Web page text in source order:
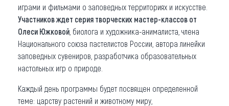
играми и фильмами о заповедных территориях и искусстве.
Участников ждет серия творческих мастер-классов от
Олеси Южковой , биолога и художника-анималиста, члена
Национального союза пастелистов России, автора линейки
заповедных сувениров, разработчика образовательных
настольных игр о природе.
Каждый день программы будет посвящен определенной
теме: царству растений и животному миру,